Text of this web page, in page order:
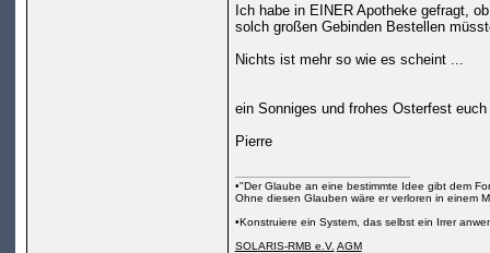
Ich habe in EINER Apotheke gefragt,
solch großen Gebinden Bestellen
Nichts ist mehr so wie es scheint ...
ein Sonniges und frohes Osterfest
Pierre
•"Der Glaube an eine bestimmte Idee gibt dem
Ohne diesen Glauben wäre er verloren in einem
•Konstruiere ein System, das selbst ein Irrer
SOLARIS-RMB e.V. AGM